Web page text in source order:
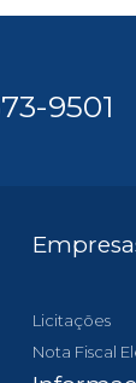
9501
Licitações
Nota Fiscal